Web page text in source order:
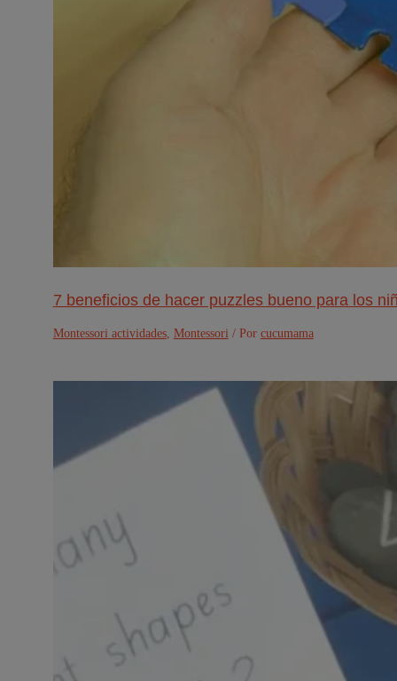
7 beneficios de hacer puzzles bueno para los
Montessori actividades, Montessori/ Por cucumama